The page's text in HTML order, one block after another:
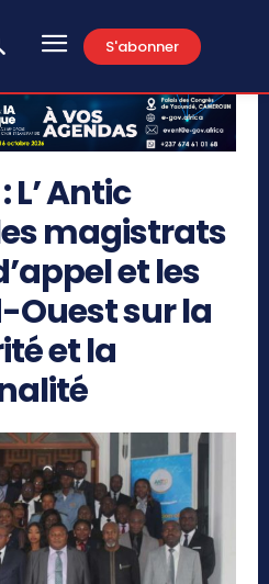
S'abonner
Antic
magistrats
et les
Ouest sur la
et la